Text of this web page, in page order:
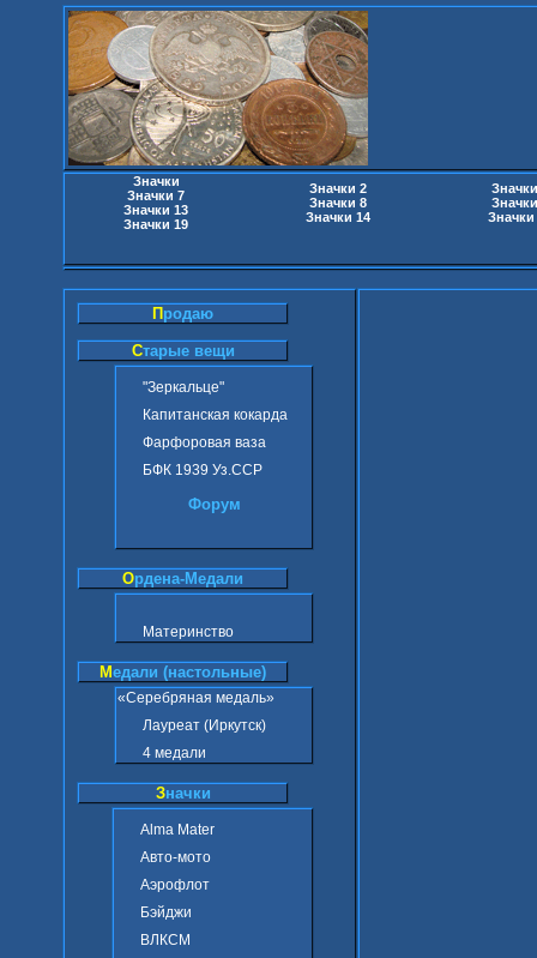
Значки
Значки 7
Значки 13
Значки 19
Значки 2
Значки 8
Значки 14
Значки
П родаю
Старые вещи
"Зеркальце"
Капитанская кокарда
Фарфоровая ваза
БФК 1939 Уз.ССР
Форум
Ордена-Медали
Материнство
Медали (настольные)
«Серебряная медаль»
Лауреат (Иркутск)
4 медали
Значки
Alma Mater
Авто-мото
Аэрофлот
Бэйджи
ВЛКСМ